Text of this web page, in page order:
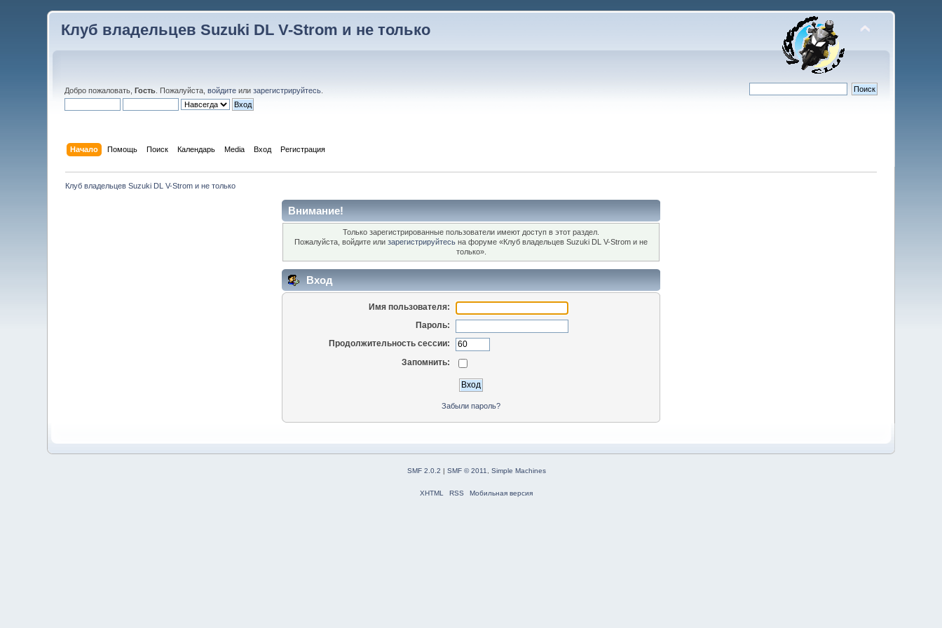
Клуб владельцев Suzuki DL V-Strom и не только
Добро пожаловать,Гость . Пожалуйста,войдите илизарегистрируйтесь
Начало Помощь Поиск Календарь Media Вход Регистрация
Клуб владельцев Suzuki DL V-Strom и не только
Внимание!
Только зарегистрированные пользователи имеют доступ в этот раздел.
Пожалуйста, войдите или зарегистрируйтесь на форуме «Клуб владельцев Suzuki DL V-Strom и не
только».
Вход
Имя пользователя:
Пароль:
Продолжительность сессии:
Запомнить:
Забыли пароль?
SMF 2.0.2 | SMF © 2011 Simple Machines
XHTML RSS Мобильная версия